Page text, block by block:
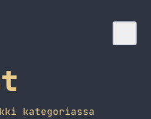
kategoriassa